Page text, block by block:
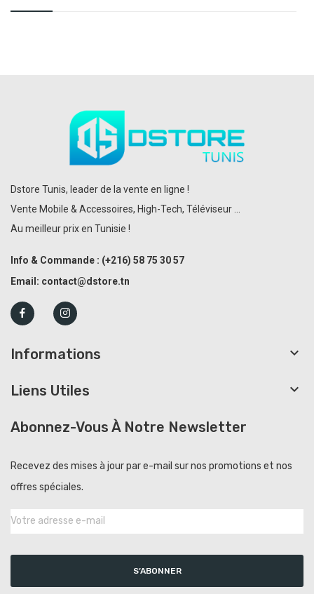
Dstore Tunis, leader de la vente en ligne !
Vente Mobile & Accessoires, High-Tech, Téléviseur ...
Au meilleur prix en Tunisie !
Info & Commande : (+216) 58 75 30 57
Email: contact@dstore.tn
Informations 
Liens Utiles 
Abonnez-Vous À Notre Newsletter
Recevez des mises à jour par e-mail sur nos promotions et nos
offres spéciales.
S’ABONNER